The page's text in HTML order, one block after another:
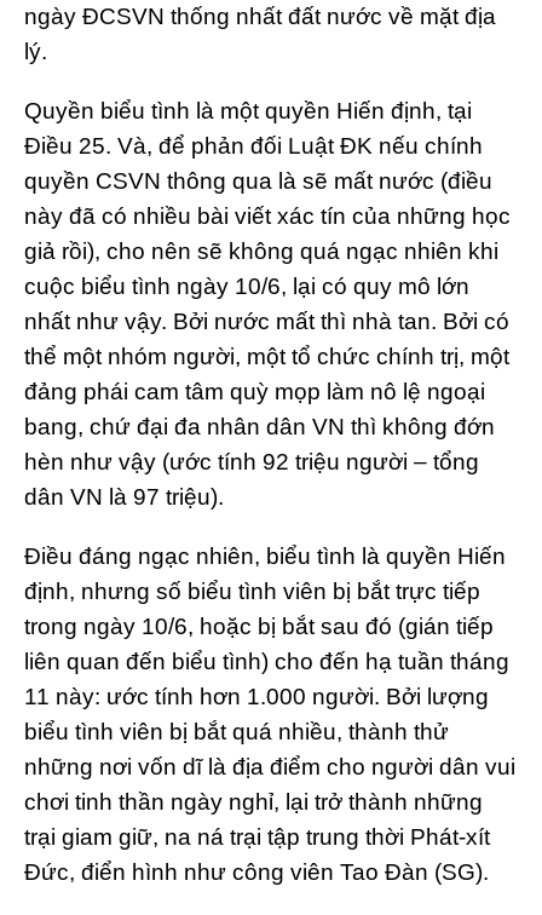
ngày ĐCSVN thống nhất đất nước về mặt địa
lý.
Quyền biểu tình là một quyền Hiến định, tại
Điều 25. Và, để phản đối Luật ĐK nếu chính
quyền CSVN thông qua là sẽ mất nước (điều
này đã có nhiều bài viết xác tín của những học
giả rồi), cho nên sẽ không quá ngạc nhiên khi
cuộc biểu tình ngày 10/6, lại có quy mô lớn
nhất như vậy. Bởi nước mất thì nhà tan. Bởi có
thể một nhóm người, một tổ chức chính trị, một
đảng phái cam tâm quỳ mọp làm nô lệ ngoại
bang, chứ đại đa nhân dân VN thì không đớn
hèn như vậy (ước tính 92 triệu người – tổng
dân VN là 97 triệu).
Điều đáng ngạc nhiên, biểu tình là quyền Hiến
định, nhưng số biểu tình viên bị bắt trực tiếp
trong ngày 10/6, hoặc bị bắt sau đó (gián tiếp
liên quan đến biểu tình) cho đến hạ tuần tháng
11 này: ước tính hơn 1.000 người. Bởi lượng
biểu tình viên bị bắt quá nhiều, thành thử
những nơi vốn dĩ là địa điểm cho người dân vui
chơi tinh thần ngày nghỉ, lại trở thành những
trại giam giữ, na ná trại tập trung thời Phát-xít
Đức, điển hình như công viên Tao Đàn (SG).